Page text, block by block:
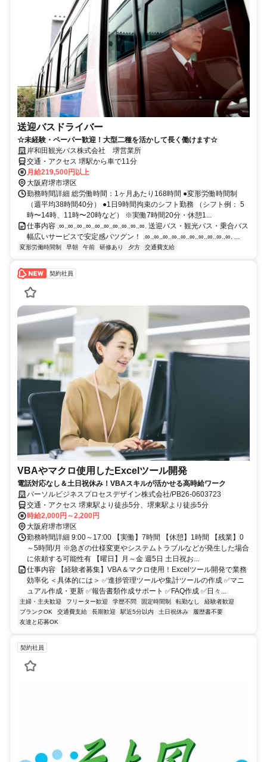
送迎バスドライバー
☆未経験・ペーパー歓迎！大型二種を活かして長く働けます☆
岸和田観光バス株式会社 堺営業所
交通・アクセス 堺駅から車で11分
月給219,500円以上
大阪府堺市堺区
勤務時間詳細 総労働時間：1ヶ月あたり168時間 ●変形労働時間制
（週平均38時間40分） ●1日9時間拘束のシフト勤務 （シフト例： 5
時〜14時、11時〜20時など） ※実働7時間20分・休憩1...
仕事内容 .∞..∞..∞..∞..∞..∞..∞..∞..∞..∞. 送迎バス・観光バス・乗合バス
幅広いサービスで安定感バツグン！ .∞..∞..∞..∞..∞..∞..∞..∞..∞..∞. ...
変形労働時間制 早朝 午前 研修あり 夕方 交通費支給
契約社員
VBAやマクロ使用したExcelツール開発
電話対応なし＆土日祝休み！VBAスキルが活かせる高時給ワーク
パーソルビジネスプロセスデザイン株式会社/PB26-0603723
交通・アクセス 堺東駅より徒歩5分、堺東駅より徒歩5分
時給2,000円～2,200円
大阪府堺市堺区
勤務時間詳細 9:00～17:00 【実働】7時間 【休憩】1時間 【残業】0
～5時間/月 ※急ぎの仕様変更やシステムトラブルなどが発生した場合
に依頼する可能性有 【曜日】月～金 週5日 土日祝お...
仕事内容 【経験者募集】VBA＆マクロ使用！Excelツール開発で業務
効率化 ＜具体的には＞ ✅進捗管理ツールや集計ツールの作成 ✅マニ
ュアル作成・更新 ✅報告書類作成サポート ✅FAQ作成 ✅日々...
主婦・主夫歓迎 フリーター歓迎 学歴不問 固定時間制 転勤なし
経験者歓迎
ブランクOK
交通費支給 長期歓迎 駅近5分以内 土日祝休み
履歴書不要
友達と応募OK
契約社員